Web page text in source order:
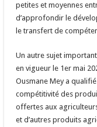
petites et moyennes
d’approfondir le
le transfert de
Un autre sujet
en vigueur le 1er mai
Ousmane Mey a
compétitivité des
offertes aux
et d’autres produits